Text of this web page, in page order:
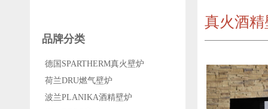
品牌分类
德国SPARTHERM真火壁炉
荷兰DRU燃气壁炉
波兰PLANIKA酒精壁炉
真火酒